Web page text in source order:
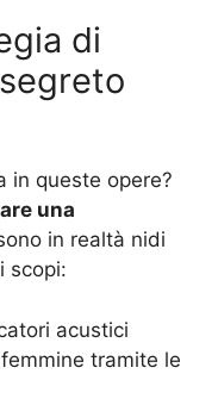
di
in queste opere?
una
in realtà nidi
scopi:
acustici
tramite le